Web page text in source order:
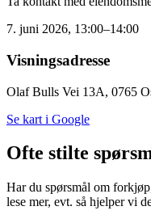
7. juni 2026, 13:00–14:00
Visningsadresse
Olaf Bulls Vei 13A, 0765
Se kart i Google
Ofte stilte
Har du spørsmål om
lese mer, evt. så hjelper vi